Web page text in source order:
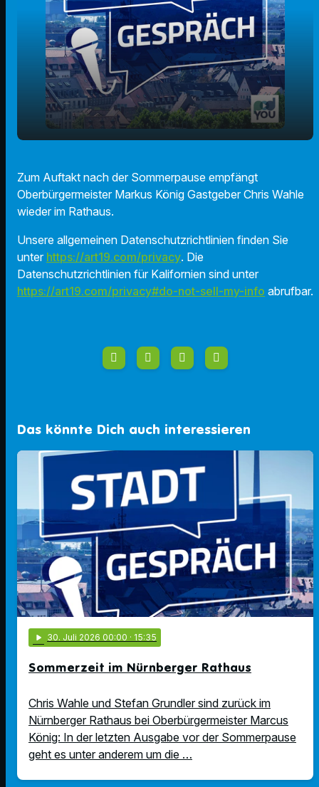
play_arrow
00:00 18:45
Zum Auftakt nach der Sommerpause empfängt
Oberbürgermeister Markus König Gastgeber Chris Wahle
wieder im Rathaus.
Unsere allgemeinen Datenschutzrichtlinien finden Sie
unter https://art19.com/privacy. Die
Datenschutzrichtlinien für Kalifornien sind unter
https://art19.com/privacy#do-not-sell-my-info abrufbar.
Das könnte Dich auch interessieren
play_arrow 30. Juli 2026 00:00 · 15:35
Sommerzeit im Nürnberger Rathaus
Chris Wahle und Stefan Grundler sind zurück im
Nürnberger Rathaus bei Oberbürgermeister Marcus
König: In der letzten Ausgabe vor der Sommerpause
geht es unter anderem um die …